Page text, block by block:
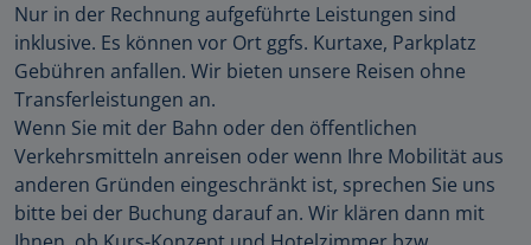
Nur in der Rechnung aufgeführte Leistungen sind
inklusive. Es können vor Ort ggfs. Kurtaxe, Parkplatz
Gebühren anfallen. Wir bieten unsere Reisen ohne
Transferleistungen an.
Wenn Sie mit der Bahn oder den öffentlichen
Verkehrsmitteln anreisen oder wenn Ihre Mobilität aus
anderen Gründen eingeschränkt ist, sprechen Sie uns
bitte bei der Buchung darauf an. Wir klären dann mit